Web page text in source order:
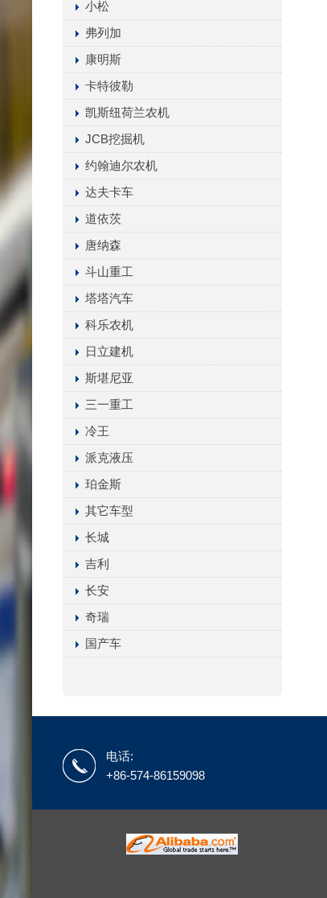
小松
弗列加
康明斯
卡特彼勒
凯斯纽荷兰农机
JCB挖掘机
约翰迪尔农机
达夫卡车
道依茨
唐纳森
斗山重工
塔塔汽车
科乐农机
日立建机
斯堪尼亚
三一重工
冷王
派克液压
珀金斯
其它车型
长城
吉利
长安
奇瑞
国产车
电话:
+86-574-86159098